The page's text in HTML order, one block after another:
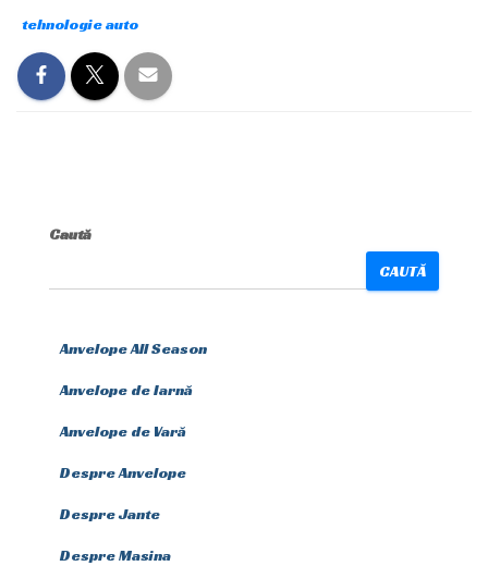
tehnologie auto
Caută
CAUTĂ
Anvelope All Season
Anvelope de Iarnă
Anvelope de Vară
Despre Anvelope
Despre Jante
Despre Masina